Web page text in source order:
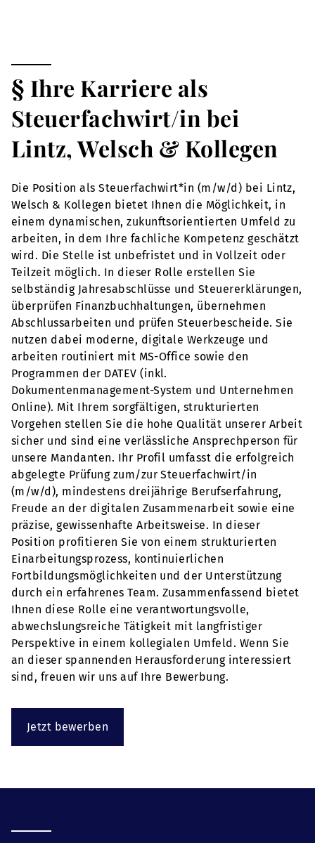
§ Ihre Karriere als
Steuerfachwirt/in bei
Lintz, Welsch & Kollegen
Die Position als Steuerfachwirt*in (m/w/d) bei Lintz,
Welsch & Kollegen bietet Ihnen die Möglichkeit, in
einem dynamischen, zukunftsorientierten Umfeld zu
arbeiten, in dem Ihre fachliche Kompetenz geschätzt
wird. Die Stelle ist unbefristet und in Vollzeit oder
Teilzeit möglich. In dieser Rolle erstellen Sie
selbständig Jahresabschlüsse und Steuererklärungen,
überprüfen Finanzbuchhaltungen, übernehmen
Abschlussarbeiten und prüfen Steuerbescheide. Sie
nutzen dabei moderne, digitale Werkzeuge und
arbeiten routiniert mit MS-Office sowie den
Programmen der DATEV (inkl.
Dokumentenmanagement-System und Unternehmen
Online). Mit Ihrem sorgfältigen, strukturierten
Vorgehen stellen Sie die hohe Qualität unserer Arbeit
sicher und sind eine verlässliche Ansprechperson für
unsere Mandanten. Ihr Profil umfasst die erfolgreich
abgelegte Prüfung zum/zur Steuerfachwirt/in
(m/w/d), mindestens dreijährige Berufserfahrung,
Freude an der digitalen Zusammenarbeit sowie eine
präzise, gewissenhafte Arbeitsweise. In dieser
Position profitieren Sie von einem strukturierten
Einarbeitungsprozess, kontinuierlichen
Fortbildungsmöglichkeiten und der Unterstützung
durch ein erfahrenes Team. Zusammenfassend bietet
Ihnen diese Rolle eine verantwortungsvolle,
abwechslungsreiche Tätigkeit mit langfristiger
Perspektive in einem kollegialen Umfeld. Wenn Sie
an dieser spannenden Herausforderung interessiert
sind, freuen wir uns auf Ihre Bewerbung.
Jetzt bewerben